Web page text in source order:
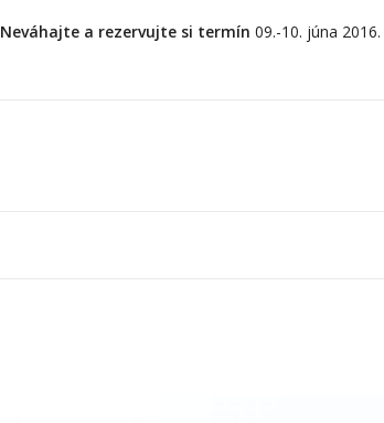
Neváhajte a rezervujte si termín 09.-10. júna 2016.